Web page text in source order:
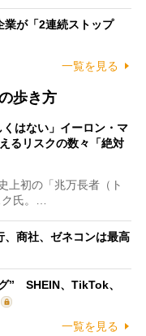
業が「2連続ストップ
一覧を見る
歩き方
くはない」イーロン・マ
るリスクの数々「絶対
上初の「兆万長者（ト
ク氏。…
、商社、ゼネコンは最高
” SHEIN、TikTok、
一覧を見る